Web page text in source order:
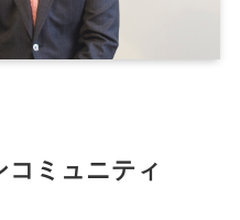
ミュニティ